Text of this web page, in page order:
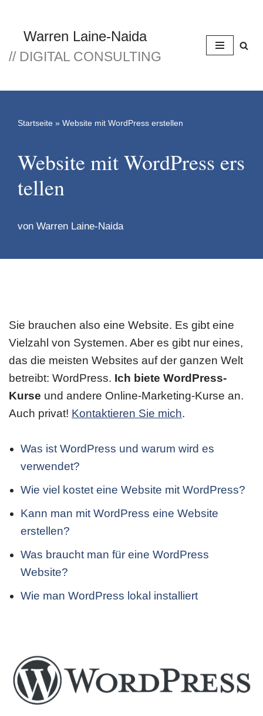
Zum
Inhalt
Warren Laine-Naida
// DIGITAL CONSULTING
Startseite » Website mit WordPress erstellen
Website mit WordPress ers
tellen
von Warren Laine-Naida
Sie brauchen also eine Website. Es gibt eine
Vielzahl von Systemen. Aber es gibt nur eines,
das die meisten Websites auf der ganzen Welt
betreibt: WordPress. Ich biete WordPress-
Kurse und andere Online-Marketing-Kurse an.
Auch privat! Kontaktieren Sie mich.
Was ist WordPress und warum wird es
verwendet?
Wie viel kostet eine Website mit WordPress?
Kann man mit WordPress eine Website
erstellen?
Was braucht man für eine WordPress
Website?
Wie man WordPress lokal installiert